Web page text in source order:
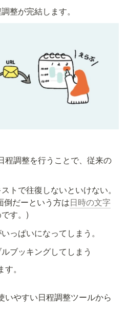
整が完結します。
程調整を行うことで、従来の
トで往復しないといけない。
倒だーという方は日時の文字
す。)
っぱいになってしまう。
ブッキングしてしまう
。
いやすい日程調整ツールから